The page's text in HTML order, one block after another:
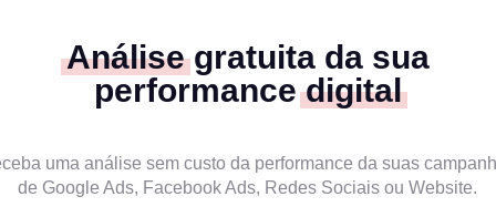
Análisegratuita da sua
performancedigital
uma análise sem custo da performance da suas
de Google Ads, Facebook Ads, Redes Sociais ou Website.